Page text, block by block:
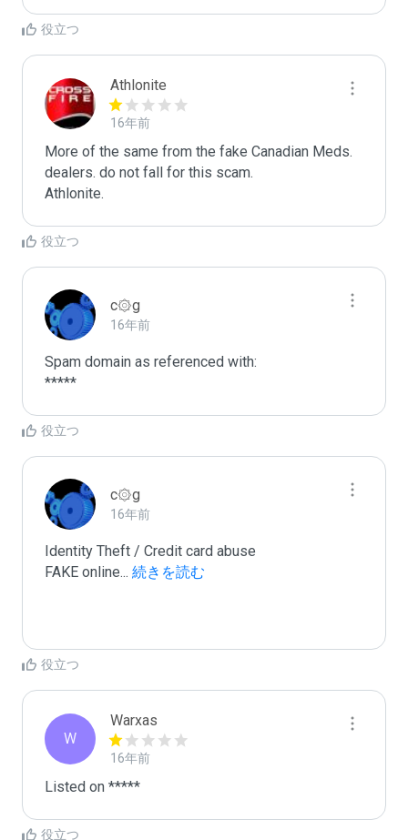
役立つ
Athlonite
16年前
More of the same from the fake Canadian Meds.
dealers. do not fall for this scam.
Athlonite.
役立つ
c۞g
16年前
Spam domain as referenced with:
*****
役立つ
c۞g
16年前
Identity Theft / Credit card abuse
FAKE online... 続きを読む
役立つ
W
Warxas
16年前
Listed on *****
役立つ